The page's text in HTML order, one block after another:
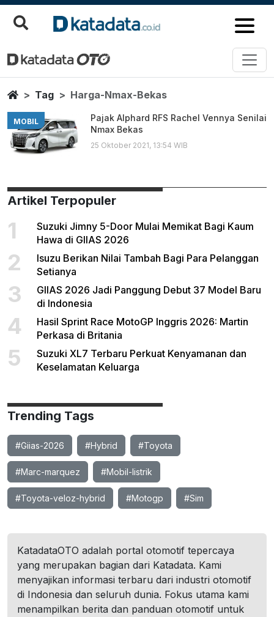
Harga Nmax Bekas
Berita Terbaru
HomeTag Harga-Nmax-Bekas
MOBIL
Pajak Alphard RFS Rachel Vennya Senilai
Nmax Bekas
25 Oktober 2021, 13:54 WIB
Artikel Terpopuler
1
Suzuki Jimny 5-Door Mulai Memikat Bagi Kaum
Hawa di GIIAS 2026
2
Isuzu Berikan Nilai Tambah Bagi Para Pelanggan
Setianya
3
GIIAS 2026 Jadi Panggung Debut 37 Model Baru
di Indonesia
4
Hasil Sprint Race MotoGP Inggris 2026: Martin
Perkasa di Britania
5
Suzuki XL7 Terbaru Perkuat Kenyamanan dan
Keselamatan Keluarga
Trending Tags
#Giias-2026 #Hybrid #Toyota
#Marc-marquez #Mobil-listrik
#Toyota-veloz-hybrid #Motogp #Sim
KatadataOTO adalah portal otomotif tepercaya
yang merupakan bagian dari Katadata. Kami
menyajikan informasi terbaru dari industri otomotif
di Indonesia dan seluruh dunia. Fokus utama kami
menampilkan berita dan panduan otomotif untuk